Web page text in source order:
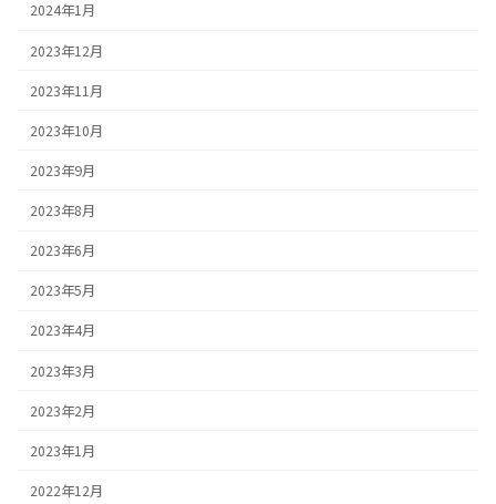
2024年1月
2023年12月
2023年11月
2023年10月
2023年9月
2023年8月
2023年6月
2023年5月
2023年4月
2023年3月
2023年2月
2023年1月
2022年12月